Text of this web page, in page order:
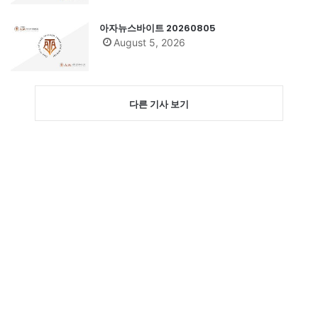
아자뉴스바이트 20260805
August 5, 2026
다른 기사 보기